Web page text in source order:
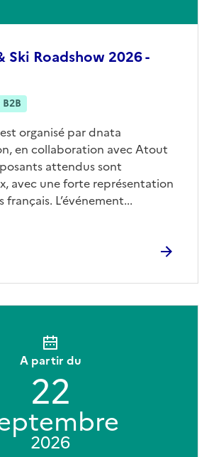
Ski Roadshow 2026 -
organisé par dnata
en collaboration avec Atout
attendus sont
avec une forte représentation
L’événement...
A partir du
22
2026